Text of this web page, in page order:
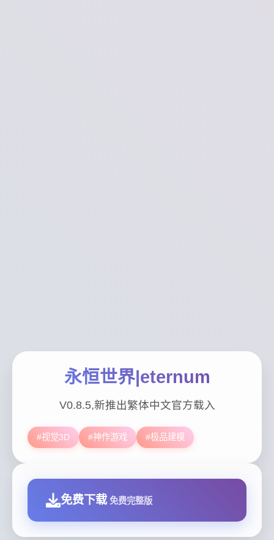
永恒世界|eternum
V0.8.5,新推出繁体中文官方载入
#视觉3D #神作游戏 #极品建模
免费下载 免费完整版